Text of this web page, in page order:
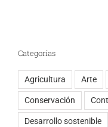
Categorías
Agricultura Arte
Conservación
Desarrollo sostenible